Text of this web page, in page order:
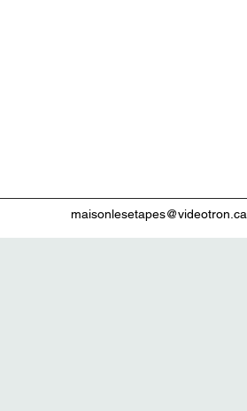
maisonlesetapes@videotron.ca